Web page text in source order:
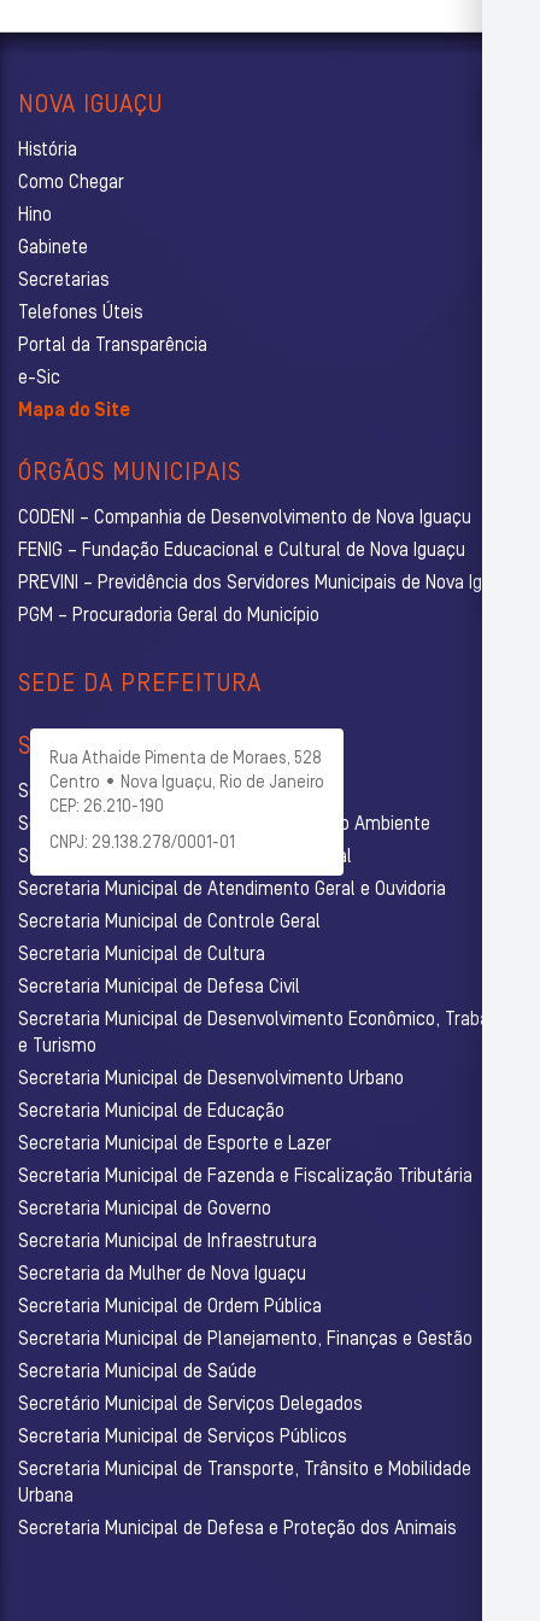
NOVA IGUAÇU
História
Como Chegar
Hino
Gabinete
Secretarias
Telefones Úteis
Portal da Transparência
e-Sic
Mapa do Site
ÓRGÃOS MUNICIPAIS
CODENI – Companhia de Desenvolvimento de Nova Iguaçu
FENIG – Fundação Educacional e Cultural de Nova Iguaçu
PREVINI – Previdência dos Servidores Municipais de Nova Iguaçu
PGM – Procuradoria Geral do Município
SEDE DA PREFEITURA
Rua Athaide Pimenta de Moraes, 528
Centro • Nova Iguaçu, Rio de Janeiro
CEP: 26.210-190
CNPJ: 29.138.278/0001-01
SECRETARIAS
Secretaria Municipal de Administração
Secretaria Municipal de Agricultura e Meio Ambiente
Secretaria Municipal de Assistência Social
Secretaria Municipal de Atendimento Geral e Ouvidoria
Secretaria Municipal de Controle Geral
Secretaria Municipal de Cultura
Secretaria Municipal de Defesa Civil
Secretaria Municipal de Desenvolvimento Econômico, Trabalho
e Turismo
Secretaria Municipal de Desenvolvimento Urbano
Secretaria Municipal de Educação
Secretaria Municipal de Esporte e Lazer
Secretaria Municipal de Fazenda e Fiscalização Tributária
Secretaria Municipal de Governo
Secretaria Municipal de Infraestrutura
Secretaria da Mulher de Nova Iguaçu
Secretaria Municipal de Ordem Pública
Secretaria Municipal de Planejamento, Finanças e Gestão
Secretaria Municipal de Saúde
Secretário Municipal de Serviços Delegados
Secretaria Municipal de Serviços Públicos
Secretaria Municipal de Transporte, Trânsito e Mobilidade
Urbana
Secretaria Municipal de Defesa e Proteção dos Animais